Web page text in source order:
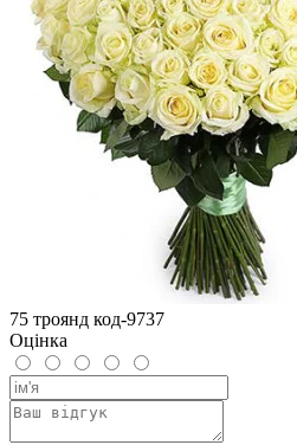
75 троянд код-9737
Оцінка